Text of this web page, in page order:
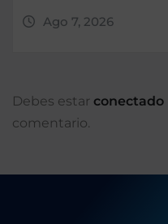
Ago 7, 2026
Debes estar conectado
comentario.